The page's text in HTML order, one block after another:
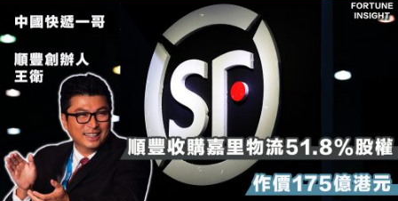
16:05
財經｜日經失守6.5萬點後回穩 全周仍升近2%
15:47
財經｜恒隆10月換帥 玩具「反」斗城亞洲CEO蔡德
粦接任
財經｜韓股反覆波動收跌 連挫7周創逾3年最長跌勢
13:44
財經｜內地7月美元計價出口增近24%勝預期 貿易順
差達1125億美元